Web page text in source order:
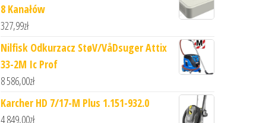
8 Kanałów
327,99zł
Nilfisk Odkurzacz StøV/VåDsuger Attix
33-2M Ic Prof
8 586,00zł
Karcher HD 7/17-M Plus 1.151-932.0
4 849,00zł